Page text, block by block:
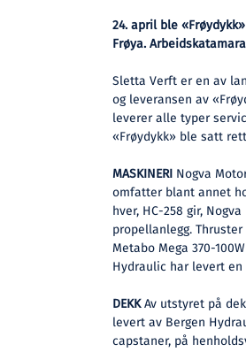
24. april ble
Frøya.
Sletta Verft er en av
og leveransen av
leverer alle typer
«Frøydykk» ble satt
MASKINERI Nogva
omfatter blant annet
hver, HC-258 gir,
propellanlegg.
Metabo Mega 370-
Hydraulic har levert en
DEKKAv utstyret på
levert av Bergen
capstaner, på